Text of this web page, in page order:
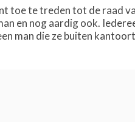
toe te treden tot de raad
en nog aardig ook.
man die ze buiten